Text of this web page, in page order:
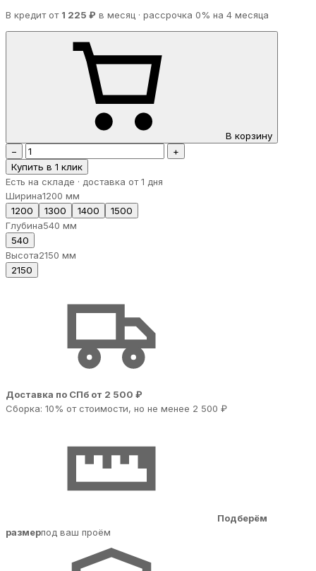
В кредит от 1 225 ₽ в месяц · рассрочка 0% на 4 месяца
В корзину
−
+
Купить в 1 клик
Есть на складе · доставка от 1 дня
Ширина1200 мм
1200
1300 1400
1500
Глубина540 мм
540
Высота2150 мм
2150
Доставка по СПб от 2 500 ₽
Сборка: 10% от стоимости, но не менее 2 500 ₽
Подберём
размерпод ваш проём